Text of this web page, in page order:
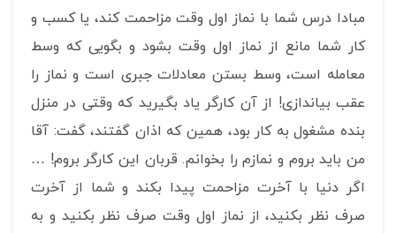
مبادا درس شما با نماز اول وقت مزاحمت کند، یا کسب و
کار شما مانع از نماز اول وقت بشود و بگویی که وسط
معامله است، وسط بستن معادلات جبری است و نماز را
عقب بیاندازی! از آن کارگر یاد بگیرید که وقتی در منزل
بنده مشغول به کار بود، همین که اذان گفتند، گفت: آقا
من باید بروم و نمازم را بخوانم. قربان این کارگر بروم! …
اگر دنیا با آخرت مزاحمت پیدا بکند و شما از آخرت
صرف نظر بکنید، از نماز اول وقت صرف نظر بکنید و به